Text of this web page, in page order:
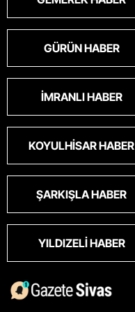
GÜRÜN HABER
İMRANLI HABER
KOYULHISAR HABER
ŞARKIŞLA HABER
YILDIZELI HABER